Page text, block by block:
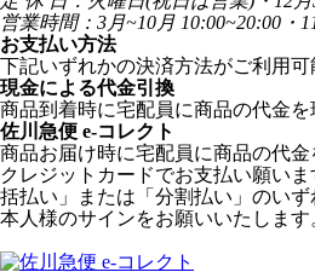
営業時間：3月~10月 10:00~20:00・
お支払い方法
下記いずれかの決済方法がご利用可
現金による代金引換
商品到着時に宅配員に商品の代金を
佐川急便 e-コレクト
商品お届け時に宅配員に商品の代
クレジットカードでお支払い願い
括払い」または「分割払い」のい
本人様のサインをお願いいたします